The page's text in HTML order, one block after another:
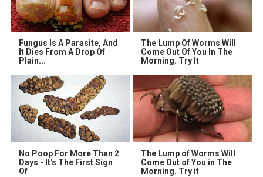
Fungus Is A Parasite, And
It Dies From A Drop Of
Plain...
The Lump Of Worms Will
Come Out Of You In The
Morning. Try It
No Poop For More Than 2
Days - It's The First Sign
Of
The Lump of Worms Will
Come Out of You in The
Morning. Try it